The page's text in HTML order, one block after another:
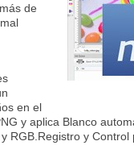
de
en el
y aplica Blanco
RGB.Registro y